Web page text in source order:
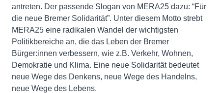
antreten. Der passende Slogan von MERA25 dazu: “Für
die neue Bremer Solidarität”. Unter diesem Motto strebt
MERA25 eine radikalen Wandel der wichtigsten
Politikbereiche an, die das Leben der Bremer
Bürger:innen verbessern, wie z.B. Verkehr, Wohnen,
Demokratie und Klima. Eine neue Solidarität bedeutet
neue Wege des Denkens, neue Wege des Handelns,
neue Wege des Lebens.